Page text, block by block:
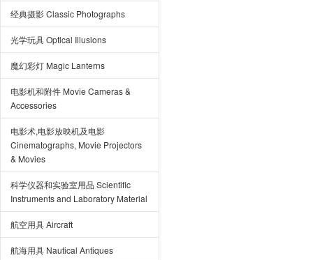
经典摄影 Classic Photographs
光学玩具 Optical Illusions
魔幻彩灯 Magic Lanterns
电影机和附件 Movie Cameras &
Accessories
电影术,电影放映机及电影
Cinematographs, Movie Projectors
& Movies
科学仪器和实验室用品 Scientific
Instruments and Laboratory Material
航空用具 Aircraft
航海用具 Nautical Antiques